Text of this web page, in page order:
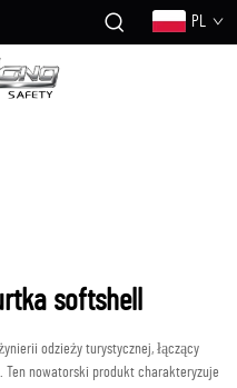
PL
softshell
odzieży turystycznej, łączący
nowatorski produkt charakteryzuje